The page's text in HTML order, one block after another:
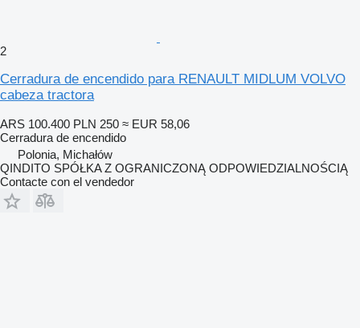
2
Cerradura de encendido para RENAULT MIDLUM VOLVO
cabeza tractora
ARS 100.400 PLN 250 ≈ EUR 58,06
Cerradura de encendido
Polonia, Michałów
QINDITO SPÓŁKA Z OGRANICZONĄ ODPOWIEDZIALNOŚCIĄ
Contacte con el vendedor